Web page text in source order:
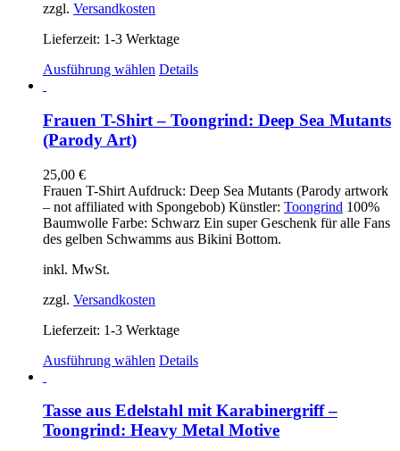
zzgl. Versandkosten
Lieferzeit: 1-3 Werktage
Ausführung wählen Dieses
mehrere
Varianten
können
auf
der
Produktseite
Details
Frauen T-Shirt – Toongrind: Deep Sea Mutants
(Parody Art)
25,00 €
Frauen T-Shirt Aufdruck: Deep Sea Mutants (Parody artwork
– not affiliated with Spongebob) Künstler: Toongrind 100%
Baumwolle Farbe: Schwarz Ein super Geschenk für alle Fans
des gelben Schwamms aus Bikini Bottom.
inkl. MwSt.
zzgl. Versandkosten
Lieferzeit: 1-3 Werktage
Ausführung wählen Dieses
mehrere
Varianten
auf.
Details
Tasse aus Edelstahl mit Karabinergriff –
Toongrind: Heavy Metal Motive